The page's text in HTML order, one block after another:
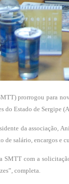
prorrogou para
do Estado de Sergipe
da associação,
salário, encargos e
com a
completa.